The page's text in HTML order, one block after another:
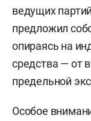
ведущих
предложил
опираясь на
средства — от
предельной
Особое